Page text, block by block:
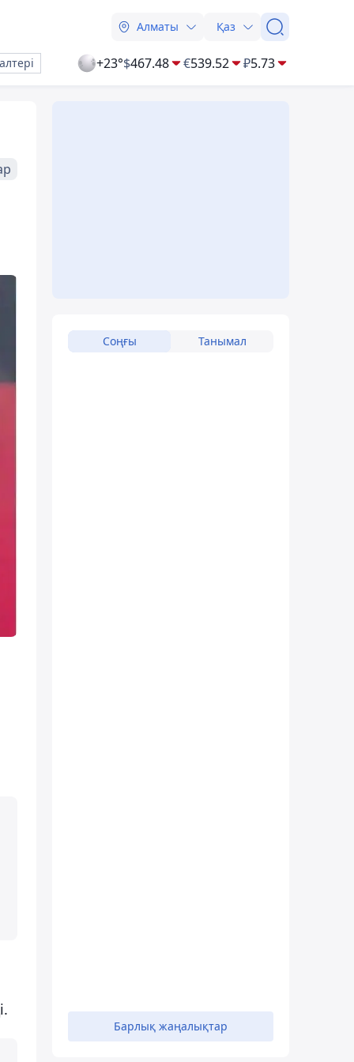
Алматы Қаз
+23°$467.48 €539.52 ₽5.73
Соңғы Танымал
Барлық жаңалықтар